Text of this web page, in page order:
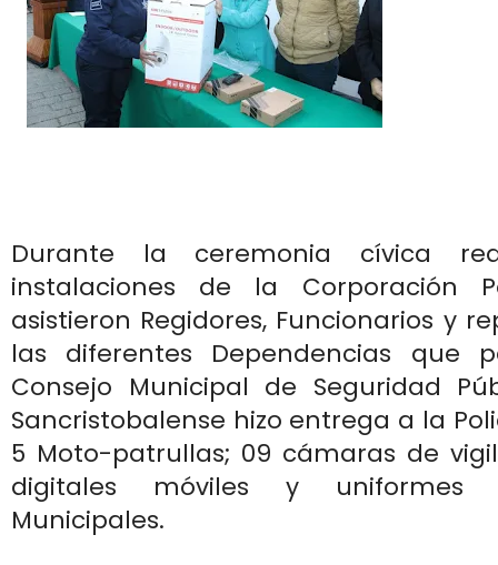
Durante la ceremonia cívica
instalaciones de la Corporación
asistieron Regidores, Funcionarios y
las diferentes Dependencias que
Consejo Municipal de Seguridad
Sancristobalense hizo entrega a la
5 Moto-patrullas; 09 cámaras de
digitales móviles y uniformes
Municipales.